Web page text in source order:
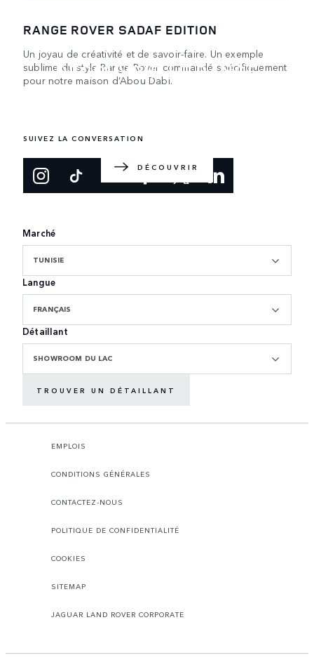
RANGE ROVER SADAF EDITION
Un joyau de créativité et de savoir-faire. Un exemple
sublime du style Range Rover commandé spécifiquement
pour notre maison d’Abou Dabi.
DÉCOUVRIR LE RANGE
ROVER
DÉCOUVRIR
SUIVEZ LA CONVERSATION
Marché
TUNISIE
Langue
FRANÇAIS
Détaillant
SHOWROOM DU LAC
TROUVER UN DÉTAILLANT
EMPLOIS
CONDITIONS GÉNÉRALES
CONTACTEZ-NOUS
POLITIQUE DE CONFIDENTIALITÉ
COOKIES
SITEMAP
JAGUAR LAND ROVER CORPORATE